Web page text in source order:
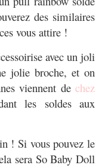
des similaires
vous attire !
avec un joli
jolie broche, et on
viennent de chez
les soldes aux
! Si vous pouvez le
sera So Baby Doll